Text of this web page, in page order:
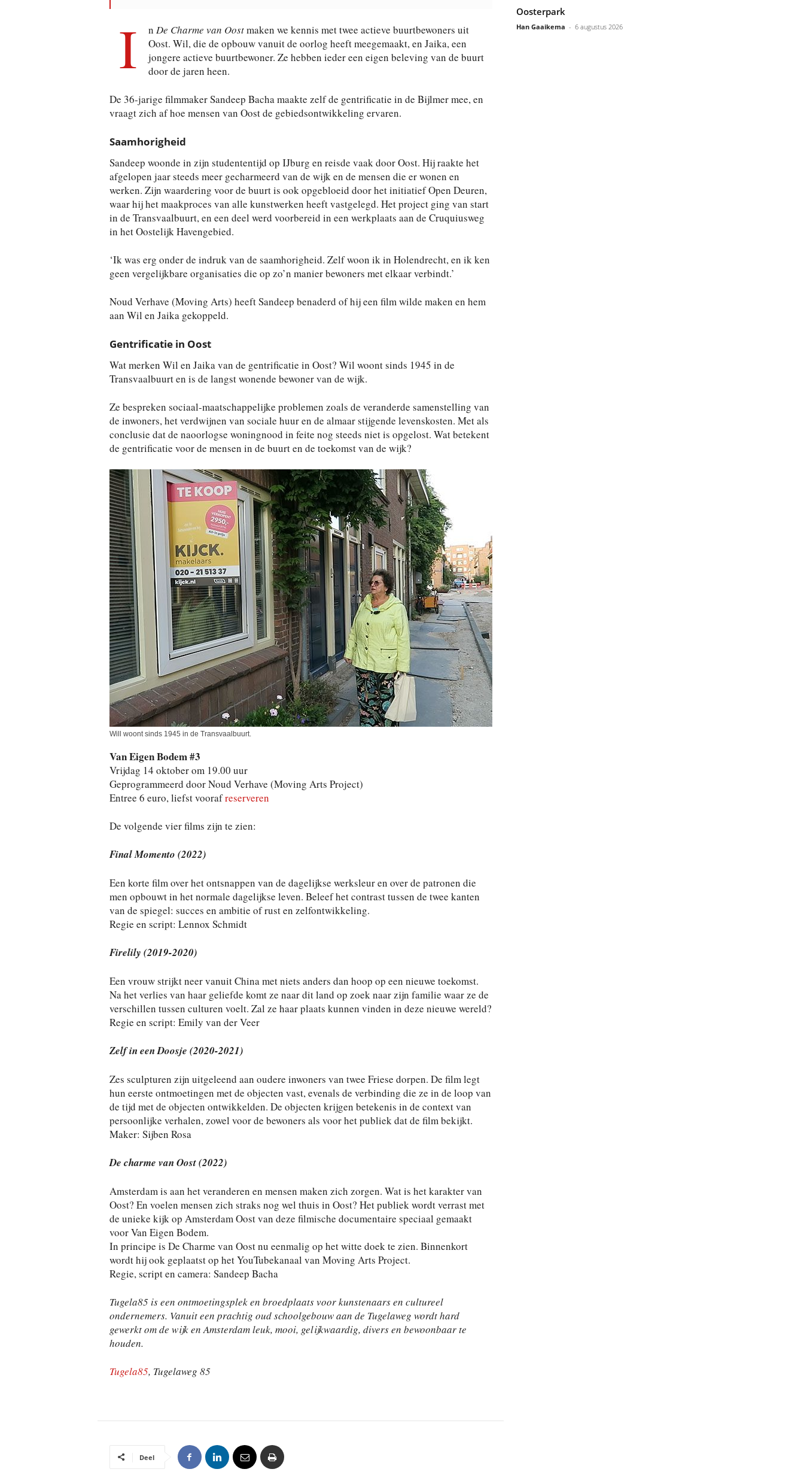
I n De Charme van Oostmaken we kennis met twee actieve buurtbewoners uit
Oost. Wil, die de opbouw vanuit de oorlog heeft meegemaakt, en Jaika, een
jongere actieve buurtbewoner. Ze hebben ieder een eigen beleving van de buurt
door de jaren heen.
De 36-jarige filmmaker Sandeep Bacha maakte zelf de gentrificatie in de Bijlmer mee, en
vraagt zich af hoe mensen van Oost de gebiedsontwikkeling ervaren.
Saamhorigheid
Sandeep woonde in zijn studententijd op IJburg en reisde vaak door Oost. Hij raakte het
afgelopen jaar steeds meer gecharmeerd van de wijk en de mensen die er wonen en
werken. Zijn waardering voor de buurt is ook opgebloeid door het initiatief Open Deuren,
waar hij het maakproces van alle kunstwerken heeft vastgelegd. Het project ging van start
in de Transvaalbuurt, en een deel werd voorbereid in een werkplaats aan de Cruquiusweg
in het Oostelijk Havengebied.
‘Ik was erg onder de indruk van de saamhorigheid. Zelf woon ik in Holendrecht, en ik ken
geen vergelijkbare organisaties die op zo’n manier bewoners met elkaar verbindt.’
Noud Verhave (Moving Arts) heeft Sandeep benaderd of hij een film wilde maken en hem
aan Wil en Jaika gekoppeld.
Gentrificatie in Oost
Wat merken Wil en Jaika van de gentrificatie in Oost? Wil woont sinds 1945 in de
Transvaalbuurt en is de langst wonende bewoner van de wijk.
Ze bespreken sociaal-maatschappelijke problemen zoals de veranderde samenstelling van
de inwoners, het verdwijnen van sociale huur en de almaar stijgende levenskosten. Met als
conclusie dat de naoorlogse woningnood in feite nog steeds niet is opgelost. Wat betekent
de gentrificatie voor de mensen in de buurt en de toekomst van de wijk?
Will woont sinds 1945 in de Transvaalbuurt.
Van Eigen Bodem #3
Vrijdag 14 oktober om 19.00 uur
Geprogrammeerd door Noud Verhave (Moving Arts Project)
Entree 6 euro, liefst voorafreserveren
De volgende vier films zijn te zien:
Final Momento (2022)
Een korte film over het ontsnappen van de dagelijkse werksleur en over de patronen die
men opbouwt in het normale dagelijkse leven. Beleef het contrast tussen de twee kanten
van de spiegel: succes en ambitie of rust en zelfontwikkeling.
Regie en script: Lennox Schmidt
Firelily (2019-2020)
Een vrouw strijkt neer vanuit China met niets anders dan hoop op een nieuwe toekomst.
Na het verlies van haar geliefde komt ze naar dit land op zoek naar zijn familie waar ze de
verschillen tussen culturen voelt. Zal ze haar plaats kunnen vinden in deze nieuwe wereld?
Regie en script: Emily van der Veer
Zelf in een Doosje (2020-2021)
Zes sculpturen zijn uitgeleend aan oudere inwoners van twee Friese dorpen. De film legt
hun eerste ontmoetingen met de objecten vast, evenals de verbinding die ze in de loop van
de tijd met de objecten ontwikkelden. De objecten krijgen betekenis in de context van
persoonlijke verhalen, zowel voor de bewoners als voor het publiek dat de film bekijkt.
Maker: Sijben Rosa
De charme van Oost (2022)
Amsterdam is aan het veranderen en mensen maken zich zorgen. Wat is het karakter van
Oost? En voelen mensen zich straks nog wel thuis in Oost? Het publiek wordt verrast met
de unieke kijk op Amsterdam Oost van deze filmische documentaire speciaal gemaakt
voor Van Eigen Bodem.
In principe is De Charme van Oost nu eenmalig op het witte doek te zien. Binnenkort
wordt hij ook geplaatst op het YouTubekanaal van Moving Arts Project.
Regie, script en camera: Sandeep Bacha
Tugela85 is een ontmoetingsplek en broedplaats voor kunstenaars en cultureel
ondernemers. Vanuit een prachtig oud schoolgebouw aan de Tugelaweg wordt hard
gewerkt om de wijk en Amsterdam leuk, mooi, gelijkwaardig, divers en bewoonbaar te
houden.
Tugela85, Tugelaweg 85
Deel
Oosterpark
Han Gaaikema - 6 augustus 2026